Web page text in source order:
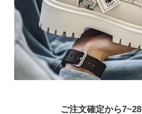
ご注文確定から